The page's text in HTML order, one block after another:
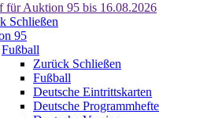
für Auktion 95 bis 16.08.2026
Schließen
95
Fußball
Zurück Schließen
Fußball
Deutsche Eintrittskarten
Deutsche Programmhefte